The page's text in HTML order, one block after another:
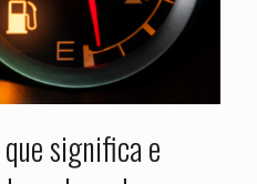
significa e